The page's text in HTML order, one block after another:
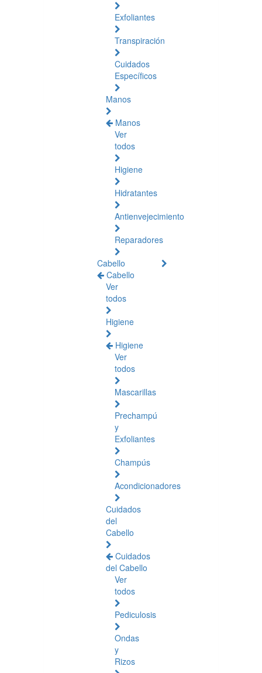
Exfoliantes
Transpiración
Cuidados
Específicos
Manos
Manos
Ver
todos
Higiene
Hidratantes
Antienvejecimiento
Reparadores
Cabello
Cabello
Ver
todos
Higiene
Higiene
Ver
todos
Mascarillas
Prechampú
y
Exfoliantes
Champús
Acondicionadores
Cuidados
del
Cabello
Cuidados
del Cabello
Ver
todos
Pediculosis
Ondas
y
Rizos